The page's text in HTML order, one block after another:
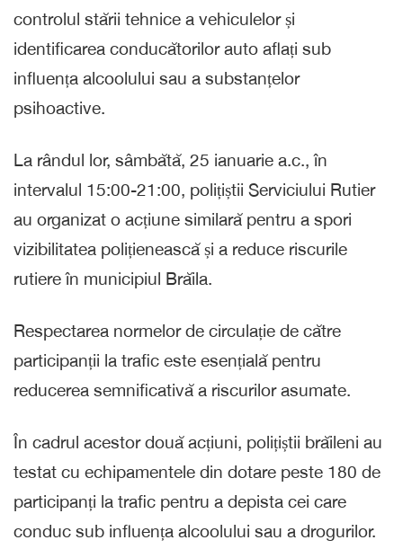
controlul stării tehnice a vehiculelor și
identificarea conducătorilor auto aflați sub
influența alcoolului sau a substanțelor
psihoactive.
La rândul lor, sâmbătă, 25 ianuarie a.c., în
intervalul 15:00-21:00, polițiștii Serviciului Rutier
au organizat o acțiune similară pentru a spori
vizibilitatea polițienească și a reduce riscurile
rutiere în municipiul Brăila.
Respectarea normelor de circulație de către
participanții la trafic este esențială pentru
reducerea semnificativă a riscurilor asumate.
În cadrul acestor două acțiuni, polițiștii brăileni au
testat cu echipamentele din dotare peste 180 de
participanți la trafic pentru a depista cei care
conduc sub influența alcoolului sau a drogurilor.